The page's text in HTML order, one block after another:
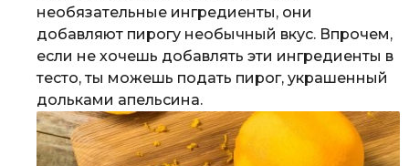
необязательные ингредиенты, они
добавляют пирогу необычный вкус. Впрочем,
если не хочешь добавлять эти ингредиенты в
тесто, ты можешь подать пирог, украшенный
дольками апельсина.